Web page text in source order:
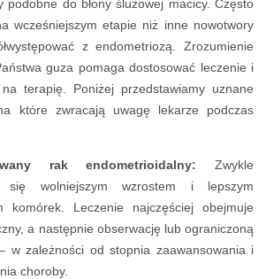
podobne do błony śluzowej macicy. Często
wcześniejszym etapie niż inne nowotwory
z endometriozą. Zrozumienie
guza pomaga dostosować leczenie i
terapię. Poniżej przedstawiamy uznane
które zwracają uwagę lekarze podczas
rak endometrioidalny: Zwykle
się wolniejszym wzrostem i lepszym
komórek. Leczenie najczęściej obejmuje
a następnie obserwację lub ograniczoną
w zależności od stopnia zaawansowania i
choroby.